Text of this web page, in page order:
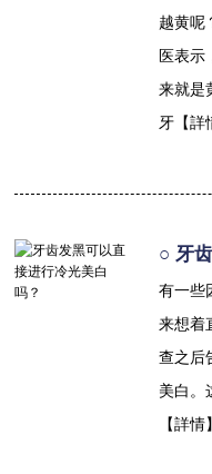
medical
dental
dental
就医指引
contact
越黄呢
医表示
来就是
牙【詳
○ 牙
有一些
来想着
查之后
美白。
【詳情】